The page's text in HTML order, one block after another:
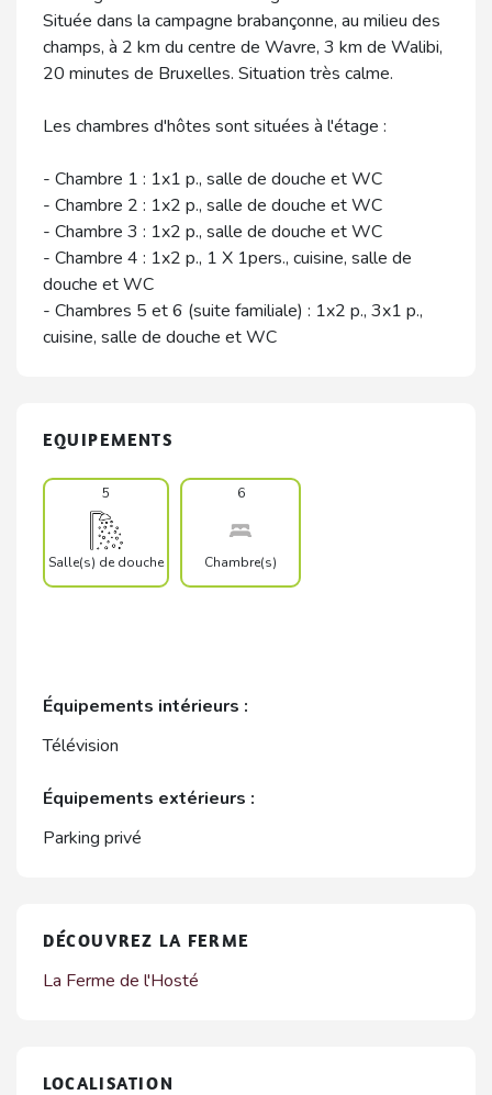
Située dans la campagne brabançonne, au milieu des
champs, à 2 km du centre de Wavre, 3 km de Walibi,
20 minutes de Bruxelles. Situation très calme.
Les chambres d'hôtes sont situées à l'étage :
- Chambre 1 : 1x1 p., salle de douche et WC
- Chambre 2 : 1x2 p., salle de douche et WC
- Chambre 3 : 1x2 p., salle de douche et WC
- Chambre 4 : 1x2 p., 1 X 1pers., cuisine, salle de
douche et WC
- Chambres 5 et 6 (suite familiale) : 1x2 p., 3x1 p.,
cuisine, salle de douche et WC
EQUIPEMENTS
5
Salle(s) de douche
6
Chambre(s)
Équipements intérieurs :
Télévision
Équipements extérieurs :
Parking privé
DÉCOUVREZ LA FERME
La Ferme de l'Hosté
LOCALISATION